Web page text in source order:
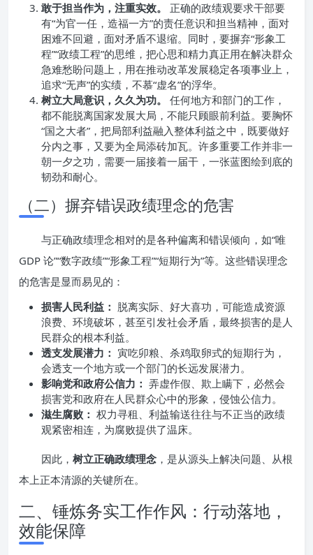
敢于担当作为，注重实效。
正确的政绩观要求干部要
有“为官一任，造福一方”的责任意识和担当精神，面对
困难不回避，面对矛盾不退缩。同时，要摒弃“形象工
程”“政绩工程”的思维，把心思和精力真正用在解决群众
急难愁盼问题上，用在推动改革发展稳定各项事业上，
追求“无声”的实绩，不慕“虚名”的浮华。
树立大局意识，久久为功。
任何地方和部门的工作，
都不能脱离国家发展大局，不能只顾眼前利益。要胸怀
“国之大者”，把局部利益融入整体利益之中，既要做好
分内之事，又要为全局添砖加瓦。许多重要工作并非一
朝一夕之功，需要一届接着一届干，一张蓝图绘到底的
韧劲和耐心。
（二）摒弃错误政绩理念的危害
与正确政绩理念相对的是各种偏离和错误倾向，如“唯
GDP 论”“数字政绩”“形象工程”“短期行为”等。这些错误理念
的危害是显而易见的：
损害人民利益： 脱离实际、好大喜功，可能造成资源
浪费、环境破坏，甚至引发社会矛盾，最终损害的是人
民群众的根本利益。
透支发展潜力： 寅吃卯粮、杀鸡取卵式的短期行为，
会透支一个地方或一个部门的长远发展潜力。
影响党和政府公信力： 弄虚作假、欺上瞒下，必然会
损害党和政府在人民群众心中的形象，侵蚀公信力。
滋生腐败： 权力寻租、利益输送往往与不正当的政绩
观紧密相连，为腐败提供了温床。
因此， 树立正确政绩理念 ，是从源头上解决问题、从根
本上正本清源的关键所在。
二、锤炼务实工作作风：行动落地，
效能保障